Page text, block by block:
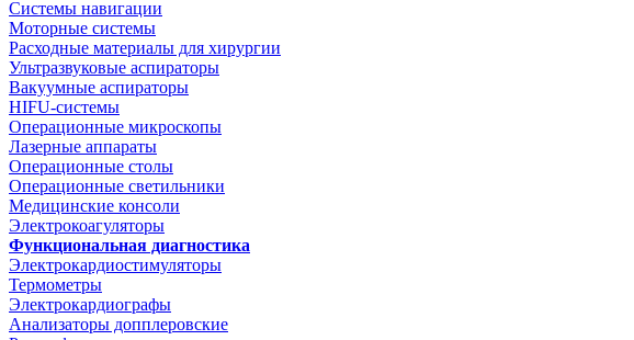
Системы навигации
Моторные системы
Расходные материалы для хирургии
Ультразвуковые аспираторы
Вакуумные аспираторы
HIFU-системы
Операционные микроскопы
Лазерные аппараты
Операционные столы
Операционные светильники
Медицинские консоли
Электрокоагуляторы
Функциональная диагностика
Электрокардиостимуляторы
Термометры
Электрокардиографы
Анализаторы допплеровские